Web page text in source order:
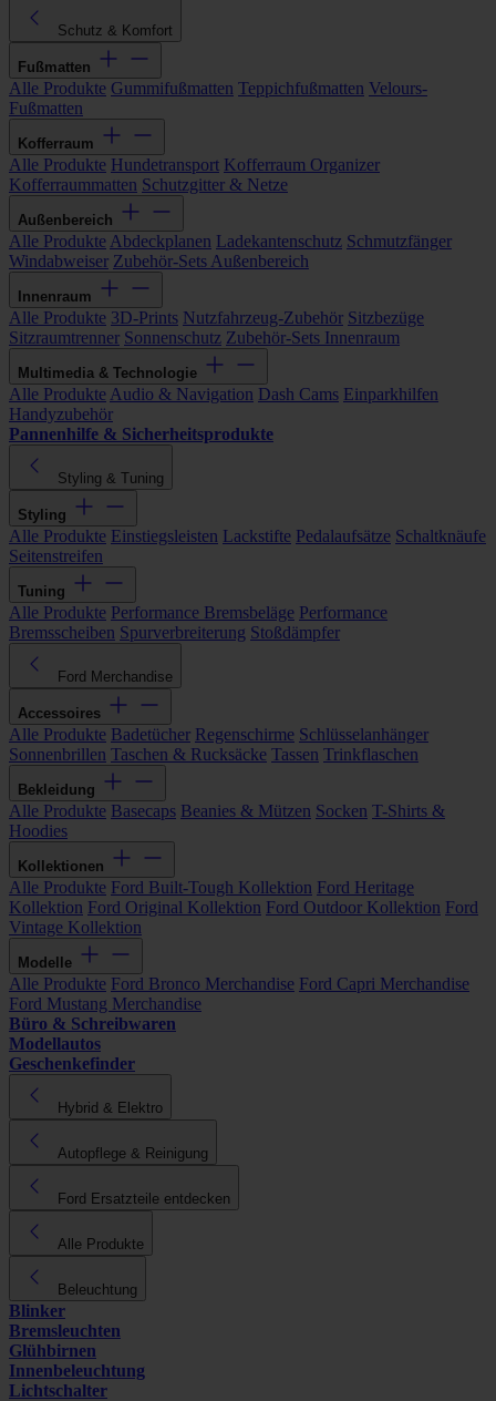
Schutz & Komfort
Fußmatten
Alle Produkte Gummifußmatten Teppichfußmatten Velours-
Fußmatten
Kofferraum
Alle Produkte Hundetransport Kofferraum Organizer
Kofferraummatten Schutzgitter & Netze
Außenbereich
Alle Produkte Abdeckplanen Ladekantenschutz Schmutzfänger
Windabweiser Zubehör-Sets Außenbereich
Innenraum
Alle Produkte 3D-Prints Nutzfahrzeug-Zubehör Sitzbezüge
Sitzraumtrenner Sonnenschutz Zubehör-Sets Innenraum
Multimedia & Technologie
Alle Produkte Audio & Navigation Dash Cams Einparkhilfen
Handyzubehör
Pannenhilfe & Sicherheitsprodukte
Styling & Tuning
Styling
Alle Produkte Einstiegsleisten Lackstifte Pedalaufsätze Schaltknäufe
Seitenstreifen
Tuning
Alle Produkte Performance Bremsbeläge Performance
Bremsscheiben Spurverbreiterung Stoßdämpfer
Ford Merchandise
Accessoires
Alle Produkte Badetücher Regenschirme Schlüsselanhänger
Sonnenbrillen Taschen & Rucksäcke Tassen Trinkflaschen
Bekleidung
Alle Produkte Basecaps Beanies & Mützen Socken T-Shirts &
Hoodies
Kollektionen
Alle Produkte Ford Built-Tough Kollektion Ford Heritage
Kollektion Ford Original Kollektion Ford Outdoor Kollektion Ford
Vintage Kollektion
Modelle
Alle Produkte Ford Bronco Merchandise Ford Capri Merchandise
Ford Mustang Merchandise
Büro & Schreibwaren
Modellautos
Geschenkefinder
Hybrid & Elektro
Autopflege & Reinigung
Ford Ersatzteile entdecken
Alle Produkte
Beleuchtung
Blinker
Bremsleuchten
Glühbirnen
Innenbeleuchtung
Lichtschalter